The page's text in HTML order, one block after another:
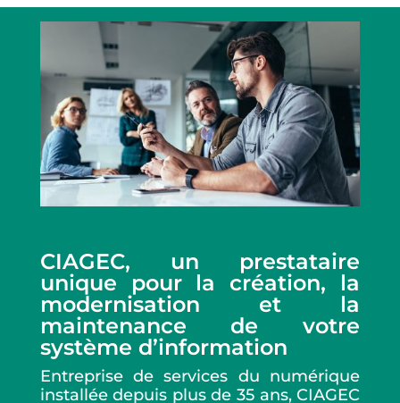
CIAGEC, un prestataire
unique pour la création, la
modernisation et la
maintenance de votre
système d’information
Entreprise de services du numérique
installée depuis plus de 35 ans, CIAGEC